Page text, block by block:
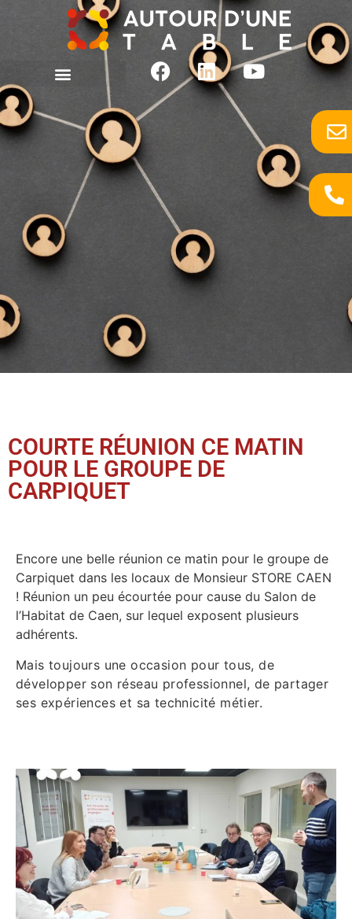
COURTE RÉUNION CE MATIN
POUR LE GROUPE DE
CARPIQUET
Encore une belle réunion ce matin pour le groupe de
Carpiquet dans les locaux de Monsieur STORE CAEN
! Réunion un peu écourtée pour cause du Salon de
l’Habitat de Caen, sur lequel exposent plusieurs
adhérents.
Mais toujours une occasion pour tous, de
développer son réseau professionnel, de partager
ses expériences et sa technicité métier.